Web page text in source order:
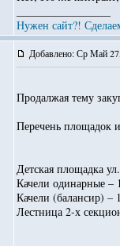
Нужен сайт?!
Добавлено: Ср Май
Продалжая тему
Перечень площадок
Детская площадка
Качели одинарные –
Качели (балансир) –
Лестница 2-х